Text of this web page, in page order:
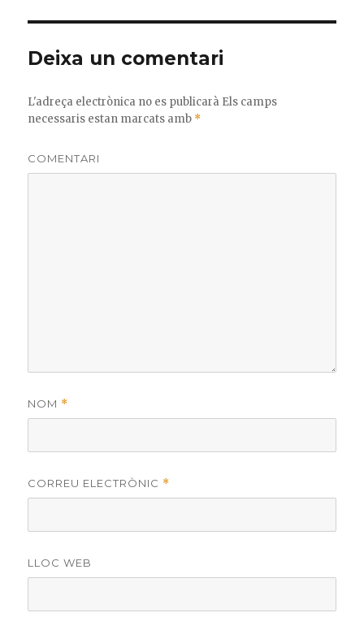
b
o
o
k
r
ar
te
ix
Deixa un comentari
L'adreça electrònica no es publicarà Els camps
necessaris estan marcats amb *
COMENTARI
NOM *
CORREU ELECTRÒNIC *
LLOC WEB